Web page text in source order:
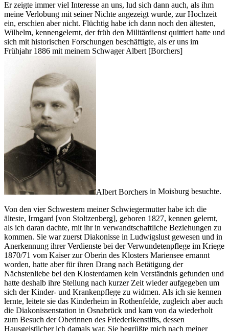
Er zeigte immer viel Interesse an uns, lud sich dann auch, als ihm
meine Verlobung mit seiner Nichte angezeigt wurde, zur Hochzeit
ein, erschien aber nicht. Flüchtig habe ich dann noch den ältesten,
Wilhelm, kennengelernt, der früh den Militärdienst quittiert hatte und
sich mit historischen Forschungen beschäftigte, als er uns im
Frühjahr 1886 mit meinem SchwagerAlbert [Borchers]
Albert Borchers in Moisburg besuchte.
Von den vier Schwestern meiner Schwiegermutter habe ich die
älteste, Irmgard [von Stoltzenberg], geboren 1827, kennen gelernt,
als ich daran dachte, mit ihr in verwandtschaftliche Beziehungen zu
kommen. Sie war zuerst Diakonisse in Ludwigslust gewesen und in
Anerkennung ihrer Verdienste bei der Verwundetenpflege im Kriege
1870/71 vom Kaiser zur Oberin des Klosters Mariensee ernannt
worden, hatte aber für ihren Drang nach Betätigung der
Nächstenliebe bei den Klosterdamen kein Verständnis gefunden und
hatte deshalb ihre Stellung nach kurzer Zeit wieder aufgegeben um
sich der Kinder- und Krankenpflege zu widmen. Als ich sie kennen
lernte, leitete sie das Kinderheim in Rothenfelde, zugleich aber auch
die Diakonissenstation in Osnabrück und kam von da wiederholt
zum Besuch der Oberinnen des Friederikenstifts, dessen
Hausgeistlicher ich damals war. Sie begrüßte mich nach meiner